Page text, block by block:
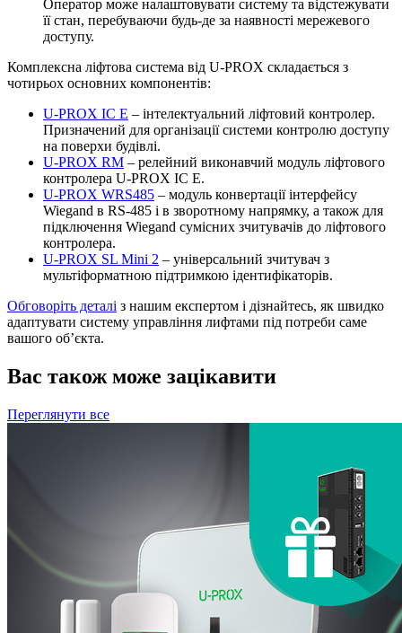
Оператор може налаштовувати систему та відстежувати
її стан, перебуваючи будь-де за наявності мережевого
доступу.
Комплексна ліфтова система від U-PROX складається з
чотирьох основних компонентів:
U-PROX IC E – інтелектуальний ліфтовий контролер.
Призначений для організації системи контролю доступу
на поверхи будівлі.
U-PROX RM – релейний виконавчий модуль ліфтового
контролера U-PROX IC E.
U-PROX WRS485 – модуль конвертації інтерфейсу
Wiegand в RS-485 і в зворотному напрямку, а також для
підключення Wiegand сумісних зчитувачів до ліфтового
контролера.
U-PROX SL Mini 2 – універсальний зчитувач з
мультіформатною підтримкою ідентифікаторів.
Обговоріть деталі з нашим експертом і дізнайтесь, як швидко
адаптувати систему управління лифтами під потреби саме
вашого об’єкта.
Вас також може зацікавити
Переглянути все